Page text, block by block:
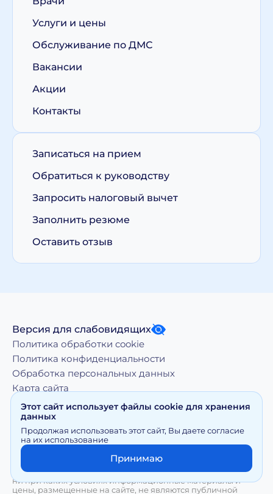
Услуги и цены
Обслуживание по ДМС
Вакансии
Акции
Контакты
Записаться на прием
Обратиться к руководству
Запросить налоговый вычет
Заполнить резюме
Оставить отзыв
Версия для слабовидящих
Политика обработки cookie
Политика конфиденциальности
Обработка персональных данных
Карта сайта
использование материалов, размещенных на moy-
doktor.org возможно только с письменного разрешения
Правообладателя
Сайт носит исключительно информационный характер и
ни при каких условиях информационные материалы и
цены, размещенные на сайте, не являются публичной
Этот сайт использует файлы cookie для хранения
данных
Продолжая использовать этот сайт, Вы даете согласие
на их использование
Принимаю